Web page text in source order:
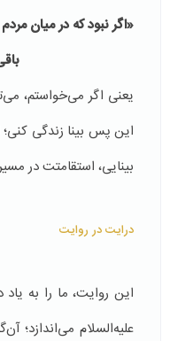
«اگر نبود که در میان
یعنی اگر می‌خواستم،
این پس بینا زندگی
بینایی، استقامتت در
درایت در روایت
این روایت، ما را به
علیه‌السلام می‌اندازد؛